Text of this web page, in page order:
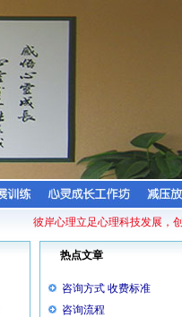
彼岸心理立足心理科技发展，
热点文章
咨询方式 收费标准
咨询流程